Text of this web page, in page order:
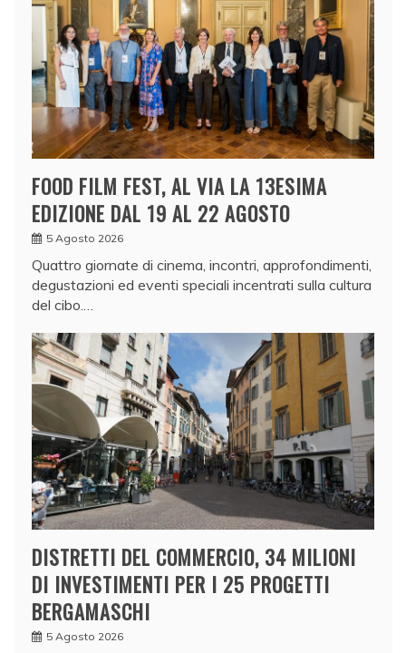
FOOD FILM FEST, AL VIA LA 13ESIMA
EDIZIONE DAL 19 AL 22 AGOSTO
5 Agosto 2026
Quattro giornate di cinema, incontri, approfondimenti,
degustazioni ed eventi speciali incentrati sulla cultura
del cibo.…
DISTRETTI DEL COMMERCIO, 34 MILIONI
DI INVESTIMENTI PER I 25 PROGETTI
BERGAMASCHI
5 Agosto 2026